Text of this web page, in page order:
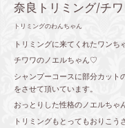
奈良トリミング/チ
トリミングのわんちゃん
トリミングに来てくれたワンち
チワワのノエルちゃん♡
シャンプーコースに部分カット
をさせて頂いています。
おっとりした性格のノエルちゃん
トリミングもとってもおりこう